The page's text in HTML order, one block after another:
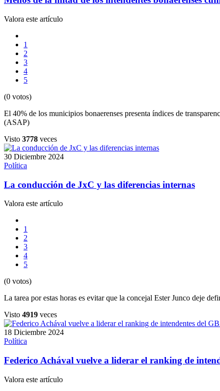
Valora este artículo
1
2
3
4
5
(0 votos)
El 40% de los municipios bonaerenses presenta índices de
(ASAP)
Visto 3778 veces
30 Diciembre 2024
Política
La conducción de JxC y las diferencias internas
Valora este artículo
1
2
3
4
5
(0 votos)
La tarea por estas horas es evitar que la concejal Ester Junco deje
Visto 4919 veces
18 Diciembre 2024
Política
Federico Achával vuelve a liderar el ranking de
Valora este artículo